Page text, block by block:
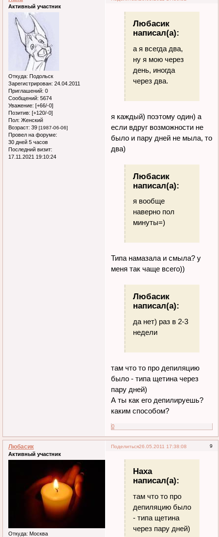
Активный участник
Откуда: Подольск
Зарегистрирован: 24.04.2011
Приглашений: 0
Сообщений: 5674
Уважение: [+66/-0]
Позитив: [+120/-0]
Пол: Женский
Возраст: 39 [1987-06-06]
Провел на форуме:
30 дней 5 часов
Последний визит:
17.11.2021 19:10:24
Любасик
написал(а):
а я всегда два,
ну я мою через
день, иногда
через два.
я каждый) поэтому один) а
если вдруг возможности не
было и пару дней не мыла, то
два)
Любасик
написал(а):
я вообще
наверно пол
минуты=)
Типа намазала и смыла? у
меня так чаще всего))
Любасик
написал(а):
да нет) раз в 2-3
недели
там что то про депиляцию
было - типа щетина через
пару дней)
А ты как его депилируешь?
каким способом?
0
Поделиться 9
26.05.2011 17:38:08
Любасик
Активный участник
Откуда: Москва
Наха
написал(а):
там что то про
депиляцию было
- типа щетина
через пару дней)